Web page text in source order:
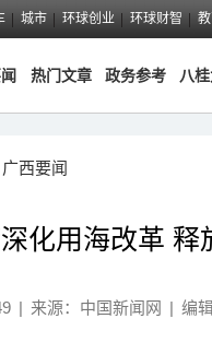
城市 环球创业 环球财智
热门文章 政务参考 八
广西要闻
化用海改革 释
| 来源： 中国新闻网 | 编